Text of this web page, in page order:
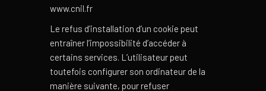
www.cnil.fr
Le refus d’installation d’un cookie peut
entraîner l’impossibilité d’accéder à
certains services. L’utilisateur peut
toutefois configurer son ordinateur de la
manière suivante, pour refuser